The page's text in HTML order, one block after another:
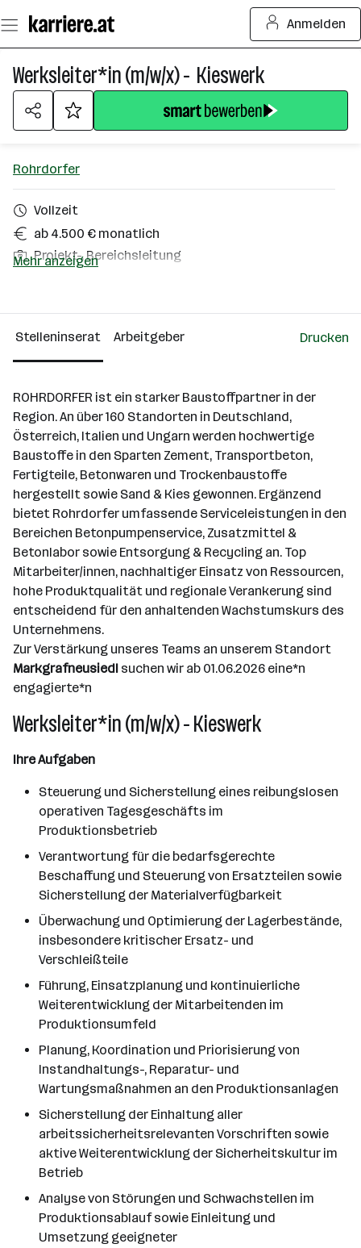
Seiteninhalt
springen
Anmelden
Werksleiter*in (m/w/x) - Kieswerk
Rohrdorfer
Vollzeit
ab 4.500 € monatlich
Projekt-, Bereichsleitung
Über das Unternehmen
501 - 2500 Mitarbeiter*innen
Mehr anzeigen
Stelleninserat Arbeitgeber Drucken
ROHRDORFER ist ein starker Baustoffpartner in der
Region. An über 160 Standorten in Deutschland,
Österreich, Italien und Ungarn werden hochwertige
Baustoffe in den Sparten Zement, Transportbeton,
Fertigteile, Betonwaren und Trockenbaustoffe
hergestellt sowie Sand & Kies gewonnen. Ergänzend
bietet Rohrdorfer umfassende Serviceleistungen in den
Bereichen Betonpumpenservice, Zusatzmittel &
Betonlabor sowie Entsorgung & Recycling an. Top
Mitarbeiter/innen, nachhaltiger Einsatz von Ressourcen,
hohe Produktqualität und regionale Verankerung sind
entscheidend für den anhaltenden Wachstumskurs des
Unternehmens.
Zur Verstärkung unseres Teams an unserem Standort
Markgrafneusiedl suchen wir ab 01.06.2026 eine*n
engagierte*n
Werksleiter*in (m/w/x) - Kieswerk
Ihre Aufgaben
Steuerung und Sicherstellung eines reibungslosen
operativen Tagesgeschäfts im
Produktionsbetrieb
Verantwortung für die bedarfsgerechte
Beschaffung und Steuerung von Ersatzteilen sowie
Sicherstellung der Materialverfügbarkeit
Überwachung und Optimierung der Lagerbestände,
insbesondere kritischer Ersatz- und
Verschleißteile
Führung, Einsatzplanung und kontinuierliche
Weiterentwicklung der Mitarbeitenden im
Produktionsumfeld
Planung, Koordination und Priorisierung von
Instandhaltungs-, Reparatur- und
Wartungsmaßnahmen an den Produktionsanlagen
Sicherstellung der Einhaltung aller
arbeitssicherheitsrelevanten Vorschriften sowie
aktive Weiterentwicklung der Sicherheitskultur im
Betrieb
Analyse von Störungen und Schwachstellen im
Produktionsablauf sowie Einleitung und
Umsetzung geeigneter